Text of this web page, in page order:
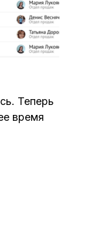
Теперь
время